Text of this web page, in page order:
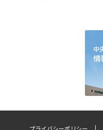
プライバシーポリシー